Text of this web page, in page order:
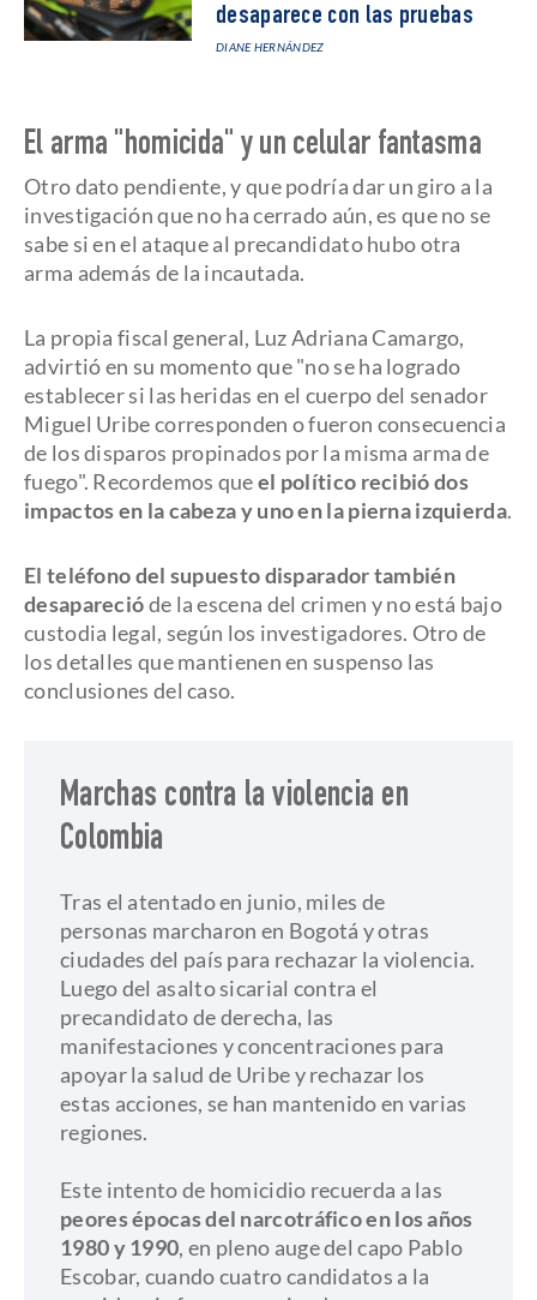
desaparece con las pruebas
DIANE HERNÁNDEZ
El arma "homicida" y un celular fantasma
Otro dato pendiente, y que podría dar un giro a la
investigación que no ha cerrado aún, es que no se
sabe si en el ataque al precandidato hubo otra
arma además de la incautada.
La propia fiscal general, Luz Adriana Camargo,
advirtió en su momento que "no se ha logrado
establecer si las heridas en el cuerpo del senador
Miguel Uribe corresponden o fueron consecuencia
de los disparos propinados por la misma arma de
fuego". Recordemos queel político recibió dos
impactos en la cabeza y uno en la pierna izquierda.
El teléfono del supuesto disparador también
desaparecióde la escena del crimen y no está bajo
custodia legal, según los investigadores. Otro de
los detalles que mantienen en suspenso las
conclusiones del caso.
Marchas contra la violencia en
Colombia
Tras el atentado en junio, miles de
personas marcharon en Bogotá y otras
ciudades del país para rechazar la violencia.
Luego del asalto sicarial contra el
precandidato de derecha, las
manifestaciones y concentraciones para
apoyar la salud de Uribe y rechazar los
estas acciones, se han mantenido en varias
regiones.
Este intento de homicidio recuerda a las
peores épocas del narcotráfico en los años
1980 y 1990, en pleno auge del capo Pablo
Escobar, cuando cuatro candidatos a la